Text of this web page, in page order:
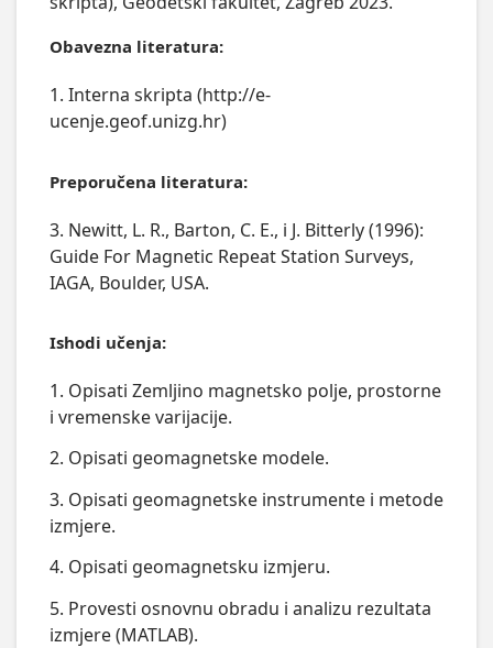
Obavezna literatura:
1. Interna skripta (http://e-
ucenje.geof.unizg.hr)
Preporučena literatura:
3. Newitt, L. R., Barton, C. E., i J. Bitterly (1996):
Guide For Magnetic Repeat Station Surveys,
IAGA, Boulder, USA.
Ishodi učenja:
1. Opisati Zemljino magnetsko polje, prostorne
i vremenske varijacije.
2. Opisati geomagnetske modele.
3. Opisati geomagnetske instrumente i metode
izmjere.
4. Opisati geomagnetsku izmjeru.
5. Provesti osnovnu obradu i analizu rezultata
izmjere (MATLAB).